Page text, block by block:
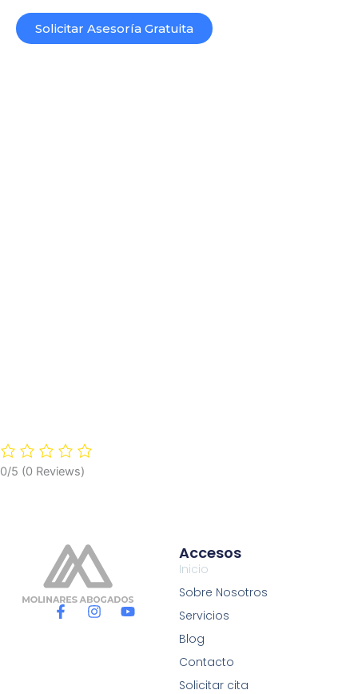
Solicitar Asesoría Gratuita
0/5 (0 Reviews)
F
I
Y
Accesos
Inicio
Sobre Nosotros
Servicios
Blog
Contacto
Solicitar cita